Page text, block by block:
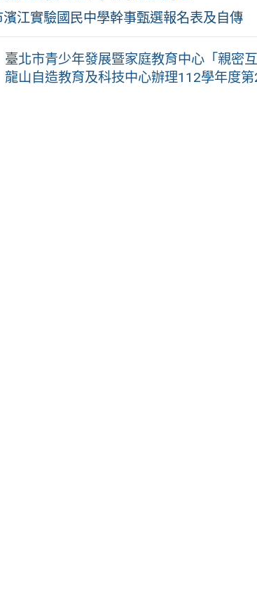
濱江實驗國民中學幹事甄選報名表及自傳
臺北市青少年發展暨家庭教育中心「親密
龍山自造教育及科技中心辦理112學年度第